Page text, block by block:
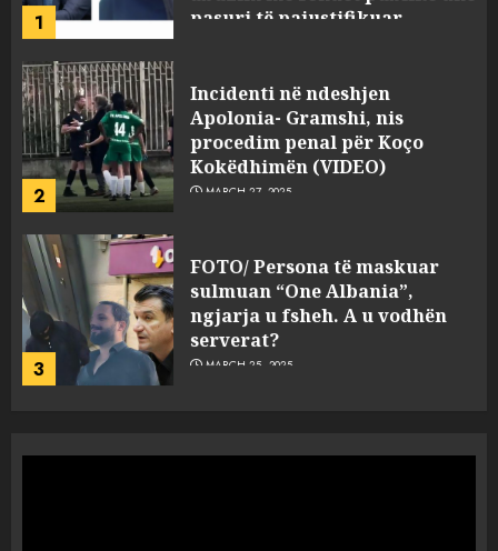
2 MARCH 27, 2025
3
FOTO/ Persona të maskuar
sulmuan “One Albania”,
ngjarja u fsheh. A u vodhën
serverat?
MARCH 25, 2025
4
Prokuroria jep pretencën, ja
çfarë dënimi kërkon për
Mariela dhe Antonela
Berishën
MARCH 25, 2025